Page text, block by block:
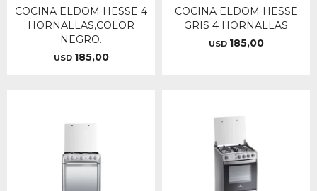
COCINA ELDOM HESSE 4
HORNALLAS,COLOR
NEGRO.
USD 185,00
COCINA ELDOM HESSE
GRIS 4 HORNALLAS
USD 185,00